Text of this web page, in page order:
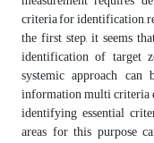
criteria for identification,
the first step, it seems
identification of target
systemic approach
information multi criteria
identifying essential
areas for this purpose